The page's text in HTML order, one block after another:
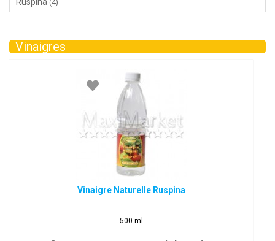
(4)
Vinaigres
Vinaigre Naturelle Ruspina
500 ml